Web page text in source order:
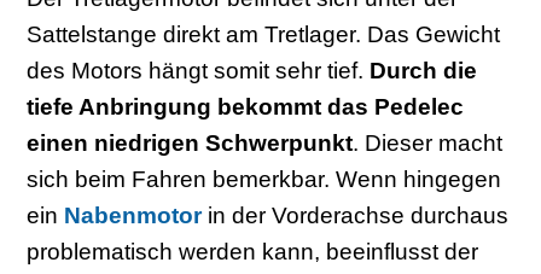
Sattelstange direkt am Tretlager. Das Gewicht
des Motors hängt somit sehr tief. Durch die
tiefe Anbringung bekommt das Pedelec
einen niedrigen Schwerpunkt. Dieser macht
sich beim Fahren bemerkbar. Wenn hingegen
ein Nabenmotorin der Vorderachse durchaus
problematisch werden kann, beeinflusst der